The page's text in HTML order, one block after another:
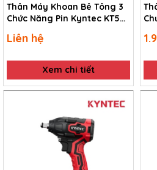
Thân Máy Khoan Bê Tông 3
Chức Năng Pin Kyntec KT52
Liên hệ
Xem chi tiết